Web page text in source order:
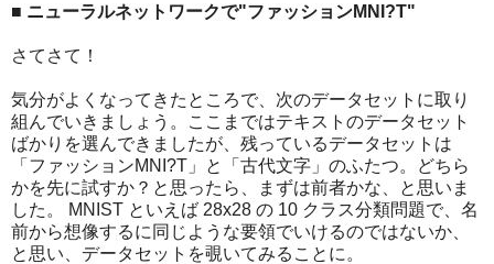
■ ニューラルネットワークで"ファッションMNI?T"
さてさて！
気分がよくなってきたところで、次のデータセットに取り
組んでいきましょう。ここまではテキストのデータセット
ばかりを選んできましたが、残っているデータセットは
「ファッションMNI?T」と「古代文字」のふたつ。どちら
かを先に試すか？と思ったら、まずは前者かな、と思いま
した。 MNIST といえば 28x28 の 10 クラス分類問題で、名
前から想像するに同じような要領でいけるのではないか、
と思い、データセットを覗いてみることに。